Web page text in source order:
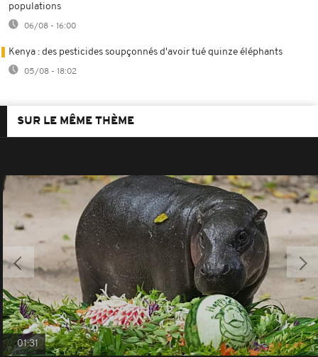
populations
06/08 - 16:00
Kenya : des pesticides soupçonnés d'avoir tué quinze éléphants
05/08 - 18:02
SUR LE MÊME THÈME
01:31